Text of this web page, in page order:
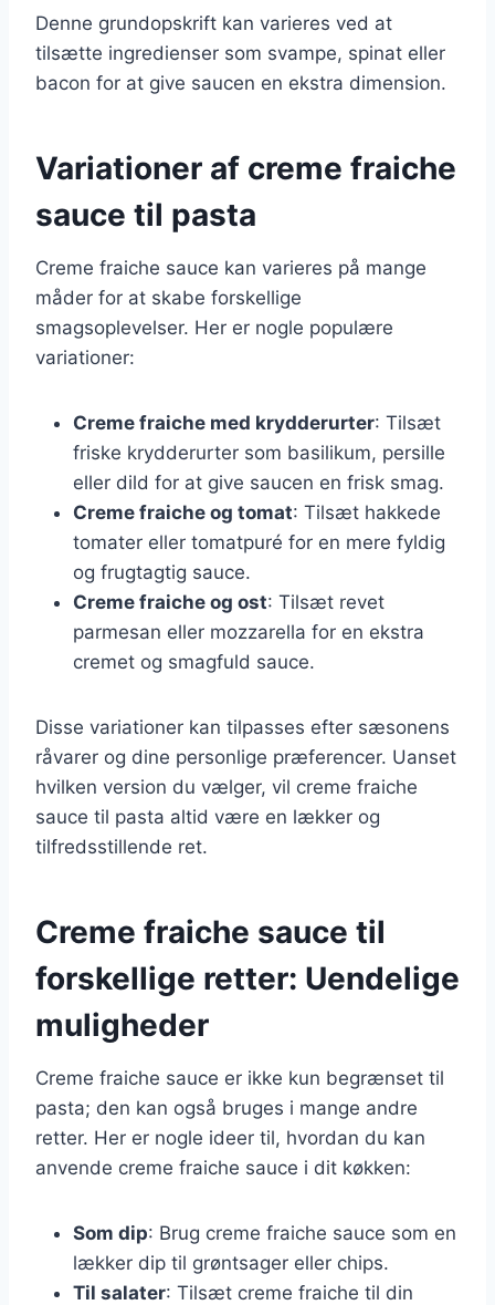
Denne grundopskrift kan varieres ved at
tilsætte ingredienser som svampe, spinat eller
bacon for at give saucen en ekstra dimension.
Variationer af creme fraiche
sauce til pasta
Creme fraiche sauce kan varieres på mange
måder for at skabe forskellige
smagsoplevelser. Her er nogle populære
variationer:
Creme fraiche med krydderurter: Tilsæt
friske krydderurter som basilikum, persille
eller dild for at give saucen en frisk smag.
Creme fraiche og tomat: Tilsæt hakkede
tomater eller tomatpuré for en mere fyldig
og frugtagtig sauce.
Creme fraiche og ost: Tilsæt revet
parmesan eller mozzarella for en ekstra
cremet og smagfuld sauce.
Disse variationer kan tilpasses efter sæsonens
råvarer og dine personlige præferencer. Uanset
hvilken version du vælger, vil creme fraiche
sauce til pasta altid være en lækker og
tilfredsstillende ret.
Creme fraiche sauce til
forskellige retter: Uendelige
muligheder
Creme fraiche sauce er ikke kun begrænset til
pasta; den kan også bruges i mange andre
retter. Her er nogle ideer til, hvordan du kan
anvende creme fraiche sauce i dit køkken:
Som dip: Brug creme fraiche sauce som en
lækker dip til grøntsager eller chips.
Til salater: Tilsæt creme fraiche til din